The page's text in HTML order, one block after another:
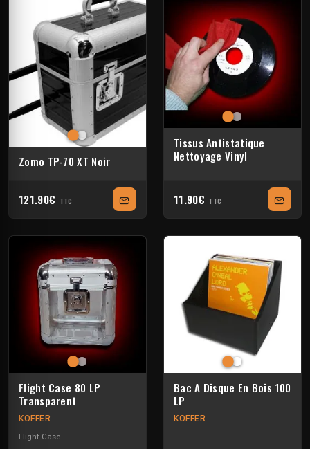
Zomo TP-70 XT Noir
121.90€ TTC
Tissus Antistatique
Nettoyage Vinyl
11.90€ TTC
Flight Case 80 LP
Transparent
KOFFER
Flight Case
Bac A Disque En Bois 100
LP
KOFFER